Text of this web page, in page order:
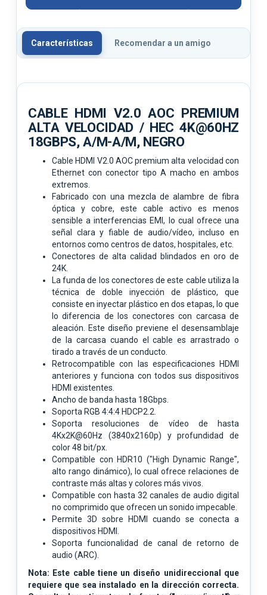
Características Recomendar a un amigo
CABLE HDMI V2.0 AOC PREMIUM
ALTA VELOCIDAD / HEC 4K@60HZ
18GBPS, A/M-A/M, NEGRO
Cable HDMI V2.0 AOC premium alta velocidad con
Ethernet con conector tipo A macho en ambos
extremos.
Fabricado con una mezcla de alambre de fibra
óptica y cobre, este cable activo es menos
sensible a interferencias EMI, lo cual ofrece una
señal clara y fiable de audio/vídeo, incluso en
entornos como centros de datos, hospitales, etc.
Conectores de alta calidad blindados en oro de
24K.
La funda de los conectores de este cable utiliza la
técnica de doble inyección de plástico, que
consiste en inyectar plástico en dos etapas, lo que
lo diferencia de los conectores con carcasa de
aleación. Este diseño previene el desensamblaje
de la carcasa cuando el cable es arrastrado o
tirado a través de un conducto.
Retrocompatible con las especificaciones HDMI
anteriores y funciona con todos sus dispositivos
HDMI existentes.
Ancho de banda hasta 18Gbps.
Soporta RGB 4:4:4 HDCP2.2.
Soporta resoluciones de vídeo de hasta
4Kx2K@60Hz (3840x2160p) y profundidad de
color 48 bit/px.
Compatible con HDR10 ("High Dynamic Range",
alto rango dinámico), lo cual ofrece relaciones de
contraste más altas y colores más vivos.
Compatible con hasta 32 canales de audio digital
no comprimido que ofrecen un sonido impecable.
Permite 3D sobre HDMI cuando se conecta a
dispositivos HDMI.
Soporta funcionalidad de canal de retorno de
audio (ARC).
Nota: Este cable tiene un diseño unidireccional que
requiere que sea instalado en la dirección correcta.